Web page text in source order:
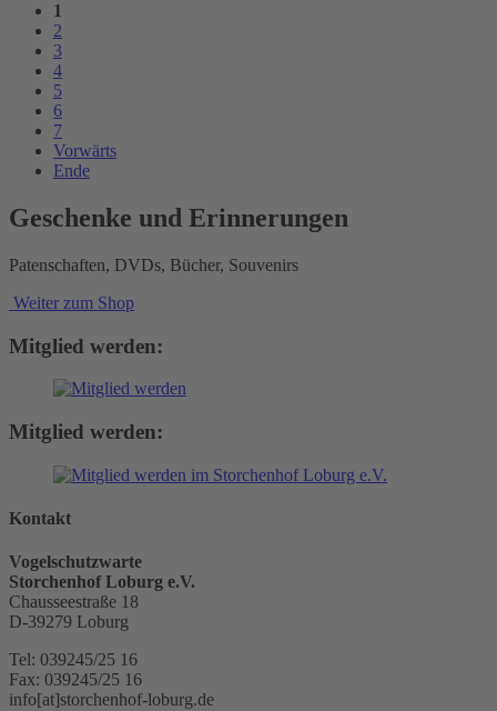
1
2
3
4
5
6
7
Vorwärts
Ende
Geschenke und Erinnerungen
Patenschaften, DVDs, Bücher, Souvenirs
Weiter zum Shop
Mitglied werden:
Mitglied werden:
Kontakt
Vogelschutzwarte
Storchenhof Loburg e.V.
Chausseestraße 18
D-39279 Loburg
Tel: 039245/25 16
Fax: 039245/25 16
info[at]storchenhof-loburg.de